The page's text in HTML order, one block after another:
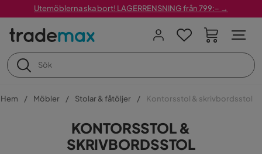
Utemöblerna ska bort! LAGERRENSNING från 799:– →
Hem Möbler Stolar & fåtöljer Kontorsstol & skrivbordsstol
KONTORSSTOL &
SKRIVBORDSSTOL